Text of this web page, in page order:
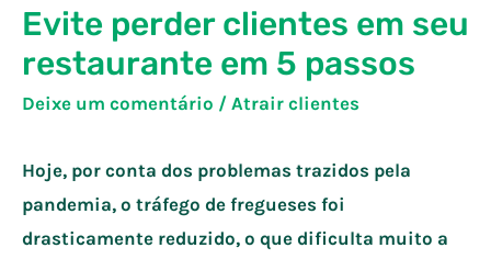
Evite perder clientes em seu
restaurante em 5 passos
Deixe um comentário / Atrair clientes
Hoje, por conta dos problemas trazidos pela
pandemia, o tráfego de fregueses foi
drasticamente reduzido, o que dificulta muito a